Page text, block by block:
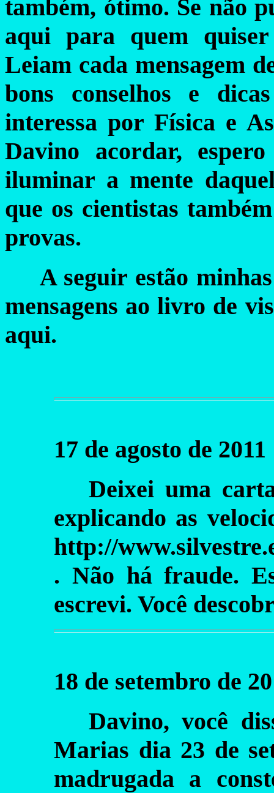
também, ótimo. Se não
aqui para quem
Leiam cada mensagem
bons conselhos e
interessa por Física e
Davino acordar,
iluminar a mente
que os cientistas
provas.
A seguir estão
mensagens ao livro de
aqui.
17 de agosto de 2011
Deixei uma
explicando as
http://
. Não há fraude.
escrevi. Você
18 de setembro de
Davino, você
Marias dia 23 de
madrugada a